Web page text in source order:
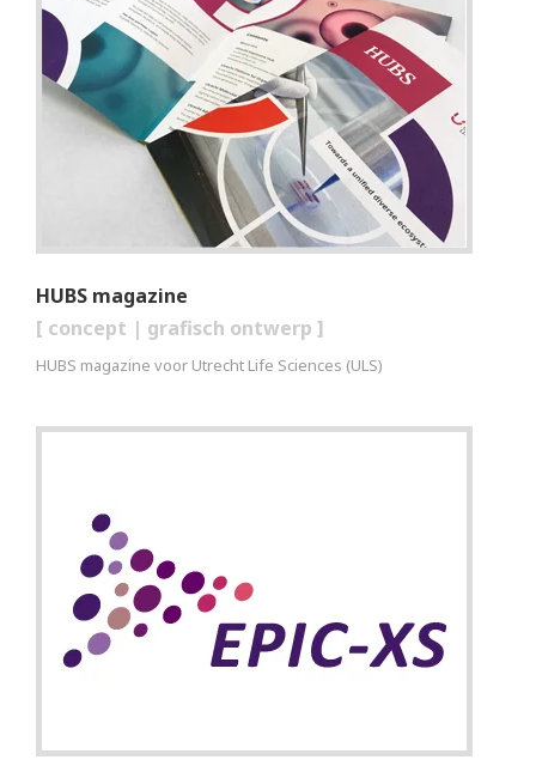
HUBS magazine
[ concept | grafisch ontwerp ]
HUBS magazine voor Utrecht Life Sciences (ULS)